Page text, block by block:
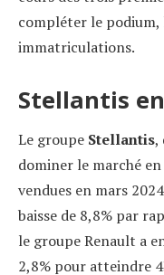
compléter le podium,
immatriculations.
Stellantis
Le groupe Stellantis,
dominer le marché
vendues en mars
baisse de 8,8% par
le groupe Renault a
2,8% pour atteindre